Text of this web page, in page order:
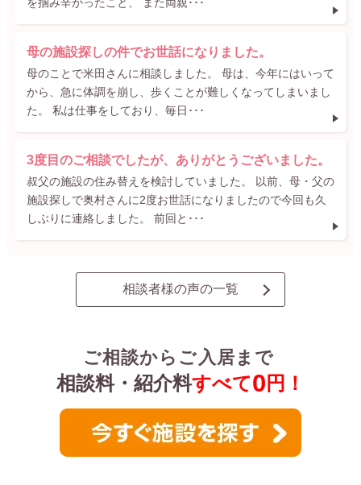
を掴み辛かったこと、 また両親･･･
母の施設探しの件でお世話になりました。
母のことで米田さんに相談しました。 母は、今年にはいって
から、急に体調を崩し、歩くことが難しくなってしまいまし
た。 私は仕事をしており、毎日･･･
3度目のご相談でしたが、ありがとうございました。
叔父の施設の住み替えを検討していました。 以前、母・父の
施設探しで奥村さんに2度お世話になりましたので今回も久
しぶりに連絡しました。 前回と･･･
相談者様の声の一覧
ご相談からご入居まで
相談料・紹介料すべて0 円！